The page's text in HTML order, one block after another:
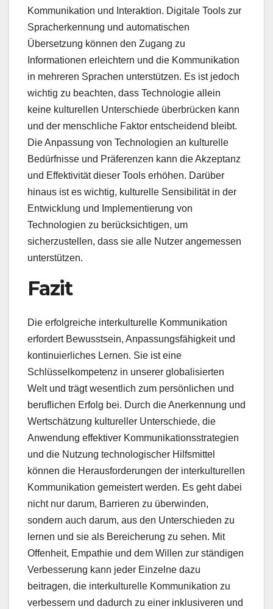
Kommunikation und Interaktion. Digitale Tools zur
Spracherkennung und automatischen
Übersetzung können den Zugang zu
Informationen erleichtern und die Kommunikation
in mehreren Sprachen unterstützen. Es ist jedoch
wichtig zu beachten, dass Technologie allein
keine kulturellen Unterschiede überbrücken kann
und der menschliche Faktor entscheidend bleibt.
Die Anpassung von Technologien an kulturelle
Bedürfnisse und Präferenzen kann die Akzeptanz
und Effektivität dieser Tools erhöhen. Darüber
hinaus ist es wichtig, kulturelle Sensibilität in der
Entwicklung und Implementierung von
Technologien zu berücksichtigen, um
sicherzustellen, dass sie alle Nutzer angemessen
unterstützen.
Fazit
Die erfolgreiche interkulturelle Kommunikation
erfordert Bewusstsein, Anpassungsfähigkeit und
kontinuierliches Lernen. Sie ist eine
Schlüsselkompetenz in unserer globalisierten
Welt und trägt wesentlich zum persönlichen und
beruflichen Erfolg bei. Durch die Anerkennung und
Wertschätzung kultureller Unterschiede, die
Anwendung effektiver Kommunikationsstrategien
und die Nutzung technologischer Hilfsmittel
können die Herausforderungen der interkulturellen
Kommunikation gemeistert werden. Es geht dabei
nicht nur darum, Barrieren zu überwinden,
sondern auch darum, aus den Unterschieden zu
lernen und sie als Bereicherung zu sehen. Mit
Offenheit, Empathie und dem Willen zur ständigen
Verbesserung kann jeder Einzelne dazu
beitragen, die interkulturelle Kommunikation zu
verbessern und dadurch zu einer inklusiveren und